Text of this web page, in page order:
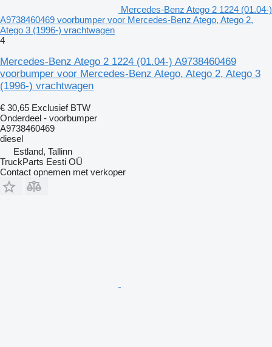
Mercedes-Benz Atego 2 1224 (01.04-)
A9738460469 voorbumper voor Mercedes-Benz Atego, Atego 2,
Atego 3 (1996-) vrachtwagen
4
Mercedes-Benz Atego 2 1224 (01.04-) A9738460469
voorbumper voor Mercedes-Benz Atego, Atego 2, Atego 3
(1996-) vrachtwagen
€ 30,65 Exclusief BTW
Onderdeel - voorbumper
A9738460469
diesel
Estland, Tallinn
TruckParts Eesti OÜ
Contact opnemen met verkoper